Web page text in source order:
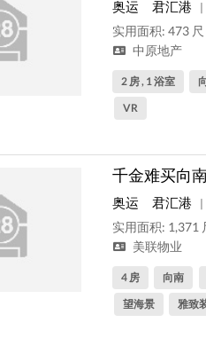
奥运 君汇港 |
实用面积: 473 尺
中原地产
2 房 , 1 浴室
VR
千金难买向
奥运 君汇港 |
实用面积: 1,371
美联物业
4 房 向南
望海景
雅致